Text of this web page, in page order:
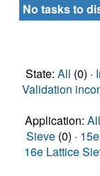
No tasks to
State: All (0) ·
Validation
Application: All
Sieve (0) ·
16e Lattice